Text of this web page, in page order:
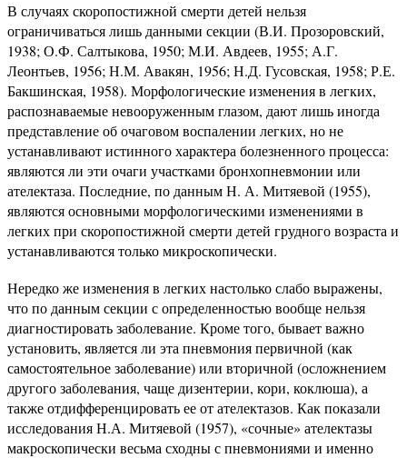
В случаях скоропостижной смерти детей нельзя
ограничиваться лишь данными секции (В.И. Прозоровский,
1938; О.Ф. Салтыкова, 1950; М.И. Авдеев, 1955; А.Г.
Леонтьев, 1956; Н.М. Авакян, 1956; Н.Д. Гусовская, 1958; Р.Е.
Бакшинская, 1958). Морфологические изменения в легких,
распознаваемые невооруженным глазом, дают лишь иногда
представление об очаговом воспалении легких, но не
устанавливают истинного характера болезненного процесса:
являются ли эти очаги участками бронхопневмонии или
ателектаза. Последние, по данным Н. А. Митяевой (1955),
являются основными морфологическими изменениями в
легких при скоропостижной смерти детей грудного возраста и
устанавливаются только микроскопически.
Нередко же изменения в легких настолько слабо выражены,
что по данным секции с определенностью вообще нельзя
диагностировать заболевание. Кроме того, бывает важно
установить, является ли эта пневмония первичной (как
самостоятельное заболевание) или вторичной (осложнением
другого заболевания, чаще дизентерии, кори, коклюша), а
также отдифференцировать ее от ателектазов. Как показали
исследования Н.А. Митяевой (1957), «сочные» ателектазы
макроскопически весьма сходны с пневмониями и именно